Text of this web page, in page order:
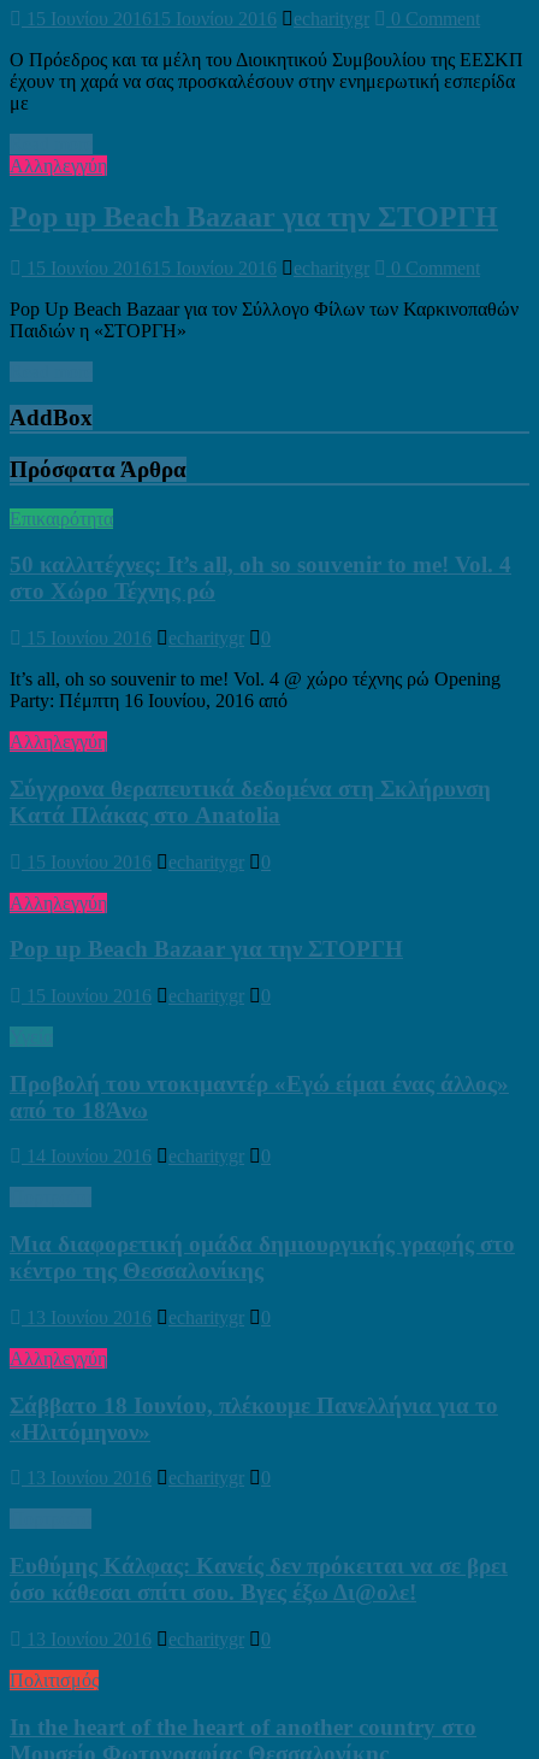
15 Ιουνίου 201615 Ιουνίου 2016 echaritygr
0 Comment
Ο Πρόεδρος και τα μέλη του Διοικητικού Συμβουλίου της ΕΕΣΚΠ
έχουν τη χαρά να σας προσκαλέσουν στην ενημερωτική εσπερίδα
με
Αλληλεγγύη
Pop up Beach Bazaar για την ΣΤΟΡΓΗ
15 Ιουνίου 201615 Ιουνίου 2016 echaritygr
0 Comment
Pop Up Beach Bazaar για τον Σύλλογο Φίλων των Καρκινοπαθών
Παιδιών η «ΣΤΟΡΓΗ»
AddBox
Πρόσφατα Άρθρα
Επικαιρότητα
50 καλλιτέχνες: It’s all, oh so souvenir to me! Vol. 4
στο Χώρο Τέχνης ρώ
15 Ιουνίου 2016 echaritygr
0
It’s all, oh so souvenir to me! Vol. 4 @ χώρο τέχνης ρώ Opening
Party: Πέμπτη 16 Ιουνίου, 2016 από
Αλληλεγγύη
Σύγχρονα θεραπευτικά δεδομένα στη Σκλήρυνση
Κατά Πλάκας στο Anatolia
15 Ιουνίου 2016 echaritygr
0
Αλληλεγγύη
Pop up Beach Bazaar για την ΣΤΟΡΓΗ
15 Ιουνίου 2016 echaritygr
0
Προβολή του ντοκιμαντέρ «Εγώ είμαι ένας άλλος»
από το 18Άνω
14 Ιουνίου 2016 echaritygr
0
Μια διαφορετική ομάδα δημιουργικής γραφής στο
κέντρο της Θεσσαλονίκης
13 Ιουνίου 2016 echaritygr
0
Αλληλεγγύη
Σάββατο 18 Ιουνίου, πλέκουμε Πανελλήνια για το
«Ηλιτόμηνον»
13 Ιουνίου 2016 echaritygr
0
Ευθύμης Κάλφας: Κανείς δεν πρόκειται να σε βρει
όσο κάθεσαι σπίτι σου. Βγες έξω Δι@ολε!
13 Ιουνίου 2016 echaritygr
0
Πολιτισμός
In the heart of the heart of another country στο
Μουσείο Φωτογραφίας Θεσσαλονίκης